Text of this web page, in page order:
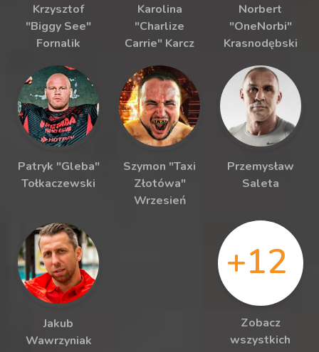
Krzysztof
"Biggy See"
Fornalik
Karolina
"Charlize
Carrie" Karcz
Norbert
"OneNorbi"
Krasnodębski
Patryk "Gleba"
Tołkaczewski
Szymon "Taxi
Złotówa"
Wrzesień
Przemysław
Saleta
Jakub
Wawrzyniak
+12
Zobacz
wszystkich